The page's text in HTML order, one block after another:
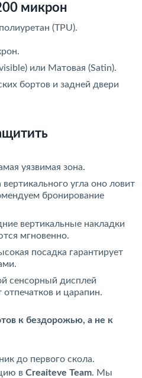
микрон
(TPU).
или Матовая (Satin).
бортов и задней двери
уязвимая зона.
вертикального угла оно ловит
бронирование
вертикальные накладки
мгновенно.
посадка гарантирует
сенсорный дисплей
и царапин.
к бездорожью, а не к
до первого скола.
в Creaiteve Team. Мы